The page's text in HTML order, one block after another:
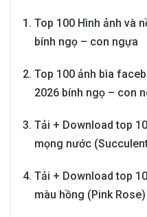
Top 100 Hình ảnh và
bính ngọ – con ngựa
Top 100 ảnh bìa
2026 bính ngọ – con
Tải + Download top
mọng nước
Tải + Download top
màu hồng (Pink